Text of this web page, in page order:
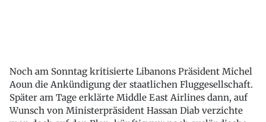
Noch am Sonntag kritisierte Libanons Präsident Michel
Aoun die Ankündigung der staatlichen Fluggesellschaft.
Später am Tage erklärte Middle East Airlines dann, auf
Wunsch von Ministerpräsident Hassan Diab verzichte